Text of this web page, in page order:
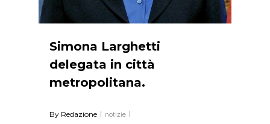
Simona Larghetti
delegata in città
metropolitana.
By Redazione notizie